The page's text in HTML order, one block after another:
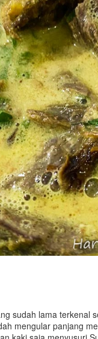
sudah lama terkenal
mengular panjang